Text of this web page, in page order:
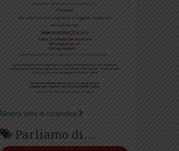
Mostra tutte le locandine
Parliamo di…